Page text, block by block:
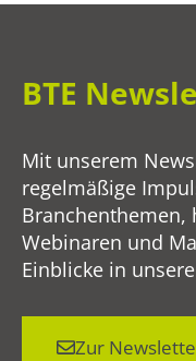
BTE
Mit unserem
regelmäßige
Branchenthemen,
Webinaren und
Einblicke in
Zur